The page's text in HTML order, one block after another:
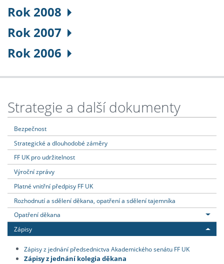
Rok 2008
Rok 2007
Rok 2006
Strategie a další dokumenty
Bezpečnost
Strategické a dlouhodobé záměry
FF UK pro udržitelnost
Výroční zprávy
Platné vnitřní předpisy FF UK
Rozhodnutí a sdělení děkana, opatření a sdělení tajemníka
Opatření děkana
Zápisy
Zápisy z jednání předsednictva Akademického senátu FF UK
Zápisy z jednání kolegia děkana